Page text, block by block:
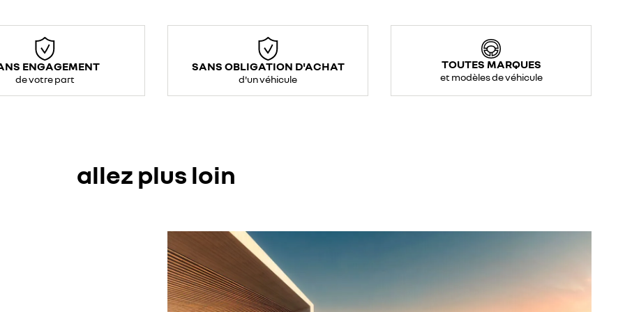
ENGAGEMENT
de votre part
SANS OBLIGATION D'ACHAT
d'un véhicule
TOUTES MARQUES
et modèles de véhicule
allez plus loin